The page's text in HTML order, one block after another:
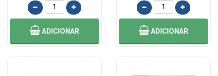
ADICIONAR ADICIONAR